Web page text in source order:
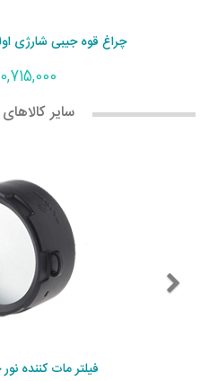
چراغ قوه جیبی شارژی اولایت
10,715,000
سایر
فیلتر مات کننده